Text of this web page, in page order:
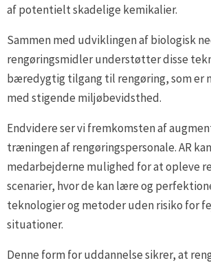
af potentielt skadelige kemikalier.
Sammen med udviklingen af biologisk
rengøringsmidler understøtter disse
bæredygtig tilgang til rengøring, som er
med stigende miljøbevidsthed.
Endvidere ser vi fremkomsten af
træningen af rengøringspersonale. AR
medarbejderne mulighed for at opleve
scenarier, hvor de kan lære og
teknologier og metoder uden risiko for
situationer.
Denne form for uddannelse sikrer, at